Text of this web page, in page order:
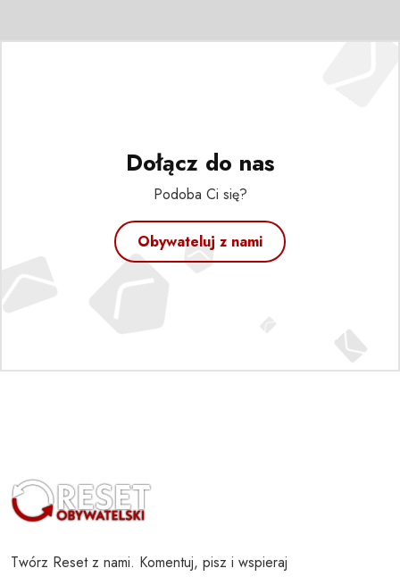
Dołącz do nas
Podoba Ci się?
Obywateluj z nami
Twórz Reset z nami. Komentuj, pisz i wspieraj